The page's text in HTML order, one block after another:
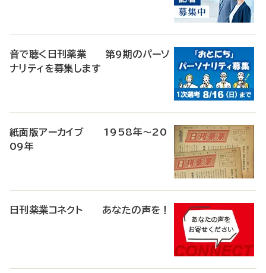
音で聴く日刊薬業 第9期のパーソ
ナリティを募集します
紙面版アーカイブ 1958年～20
09年
日刊薬業コネクト あなたの声を！